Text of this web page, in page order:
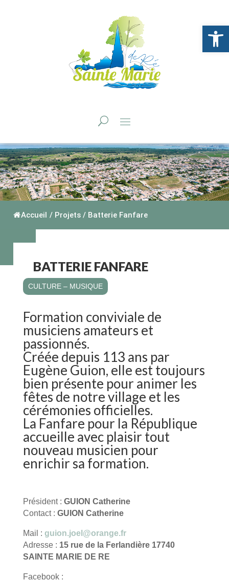
Ouvrir
Accueil / Projets / Batterie Fanfare
BATTERIE FANFARE
CULTURE – MUSIQUE
Formation conviviale de
musiciens amateurs et
passionnés.
Créée depuis 113 ans par
Eugène Guion, elle est toujours
bien présente pour animer les
fêtes de notre village et les
cérémonies officielles.
La Fanfare pour la République
accueille avec plaisir tout
nouveau musicien pour
enrichir sa formation.
Président : GUION Catherine
Contact : GUION Catherine
Mail : guion.joel@orange.fr
Adresse : 15 rue de la Ferlandière 17740
SAINTE MARIE DE RE
Facebook :